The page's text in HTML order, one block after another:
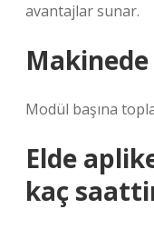
avantajlar sunar.
Modül başına
Elde
kaç